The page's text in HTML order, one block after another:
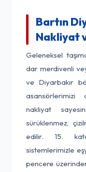
Bartın
Nakliyat
Geleneksel
dar merdivenli
ve Diyarbakır
asansörlerimizi
nakliyat
sürüklenmez,
edilir. 15.
sistemlerimizle
pencere